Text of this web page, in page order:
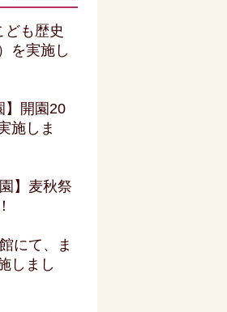
ども歴史
を実施し
】開園20
施しま
園】麦秋祭
にて、ま
しまし